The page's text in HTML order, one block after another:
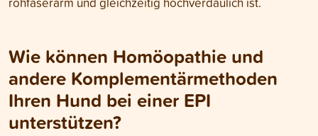
Wie können Homöopathie und
andere Komplementärmethoden
Ihren Hund bei einer EPI
unterstützen?